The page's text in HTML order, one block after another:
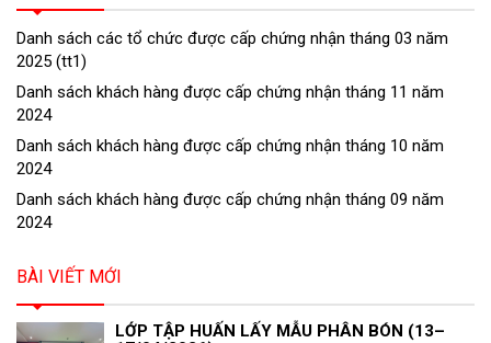
Danh sách các tổ chức được cấp chứng nhận tháng 03 năm
2025 (tt1)
Danh sách khách hàng được cấp chứng nhận tháng 11 năm
2024
Danh sách khách hàng được cấp chứng nhận tháng 10 năm
2024
Danh sách khách hàng được cấp chứng nhận tháng 09 năm
2024
BÀI VIẾT MỚI
LỚP TẬP HUẤN LẤY MẪU PHÂN BÓN (13–